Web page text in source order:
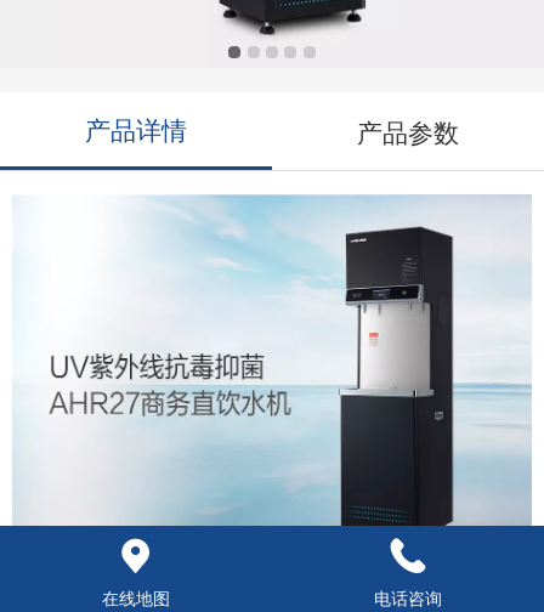
安吉尔商务直饮水机
产品详情 产品参数
在线地图 电话咨询